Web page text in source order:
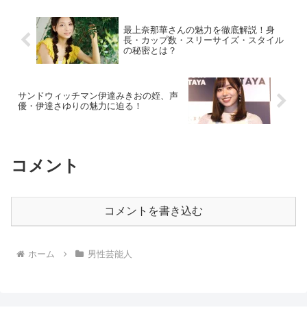
最上奈那華さんの魅力を徹底解説！身
長・カップ数・スリーサイズ・スタイル
の秘密とは？
サンドウィッチマン伊達みきおの姪、声
優・伊達さゆりの魅力に迫る！
コメント
コメントを書き込む
ホーム 男性芸能人